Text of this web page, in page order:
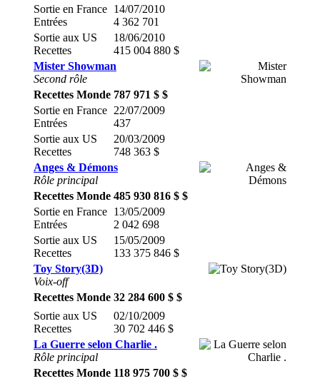
Sortie en France
Entrées
14/07/2010
4 362 701
Sortie aux US
Recettes
18/06/2010
415 004 880 $
Mister Showman
Second rôle
Recettes Monde 787 971 $ $
Sortie en France
Entrées
22/07/2009
437
Sortie aux US
Recettes
20/03/2009
748 363 $
Anges & Démons
Rôle principal
Recettes Monde 485 930 816 $ $
Sortie en France
Entrées
13/05/2009
2 042 698
Sortie aux US
Recettes
15/05/2009
133 375 846 $
Toy Story(3D)
Voix-off
Recettes Monde 32 284 600 $ $
Sortie aux US
Recettes
02/10/2009
30 702 446 $
La Guerre selon Charlie .
Rôle principal
Recettes Monde 118 975 700 $ $